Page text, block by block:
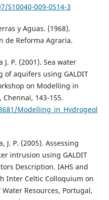
S10040-009-0514-3
y Aguas. (1968).
de Reforma Agraria.
J. P. (2001). Sea water
aquifers using GALDIT
on Modelling in
143-155.
Modelling_in_Hydrogeol
J. P. (2005). Assessing
intrusion using GALDIT
Description. IAHS and
Inter Celtic Colloquium on
Resources, Portugal,